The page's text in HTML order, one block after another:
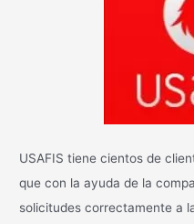
USAFIS tiene cientos de
que con la ayuda de la
solicitudes correctamente a